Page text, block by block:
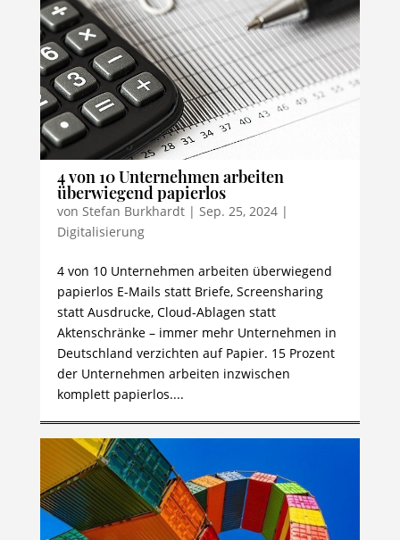
4 von 10 Unternehmen arbeiten
überwiegend papierlos
von Stefan Burkhardt| Sep. 25, 2024|
Digitalisierung
4 von 10 Unternehmen arbeiten überwiegend
papierlos E-Mails statt Briefe, Screensharing
statt Ausdrucke, Cloud-Ablagen statt
Aktenschränke – immer mehr Unternehmen in
Deutschland verzichten auf Papier. 15 Prozent
der Unternehmen arbeiten inzwischen
komplett papierlos....